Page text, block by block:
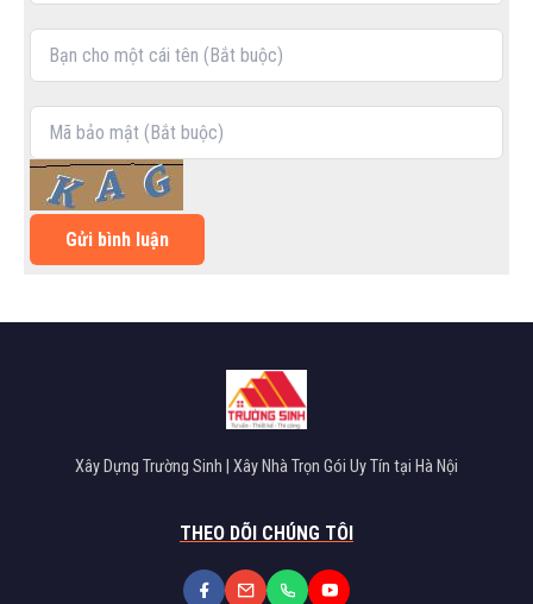
Gửi bình luận
Xây Dựng Trường Sinh | Xây Nhà Trọn Gói Uy Tín tại Hà Nội
THEO DÕI CHÚNG TÔI